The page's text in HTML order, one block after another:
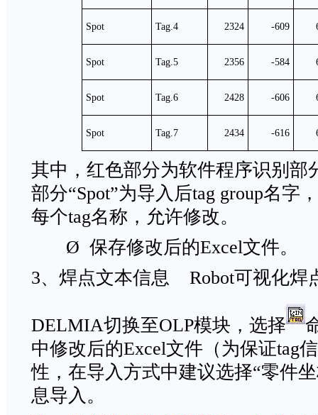
Spot Tag.4 2324 -609
Spot Tag.5 2356 -584
Spot Tag.6 2428 -606
Spot Tag.7 2434 -616
其中，红色部分为软件程序识别部
部分“Spot”为导入后tag group名字
每个tag名称，允许修改。
Ø 保存修改后的Excel文件。
3、焊点文本信息 Robot可视化焊
DELMIA切换至OLP模块，选择
中修改后的Excel文件（为保证tag
性，在导入方式中建议选择“零件
息导入。